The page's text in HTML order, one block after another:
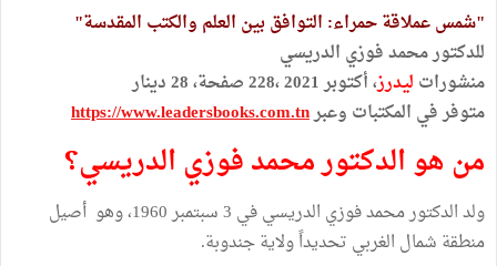
"شمس عملاقة حمراء: التوافق بين العلم والكتب المقدسة"
للدكتور محمد فوزي الدريسي
منشورات ليدرز، أكتوبر 2021 ،228 صفحة، 28 دينار
متوفر في المكتبات وعبرhttps://www.leadersbooks.com.tn
من هو الدكتور محمد فوزي الدريسي؟
ولد الدكتور محمد فوزي الدريسي في 3 سبتمبر 1960، وهو أصيل
منطقة شمال الغربي تحديداً ولاية جندوبة.